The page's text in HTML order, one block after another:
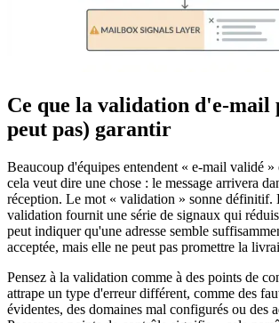
Ce que la validation d'e-mail
peut pas) garantir
Beaucoup d'équipes entendent « e-mail validé »
cela veut dire une chose : le message arrivera
réception. Le mot « validation » sonne définitif.
validation fournit une série de signaux qui
peut indiquer qu'une adresse semble
acceptée, mais elle ne peut pas promettre la
Pensez à la validation comme à des points de
attrape un type d'erreur différent, comme des
évidentes, des domaines mal configurés ou des